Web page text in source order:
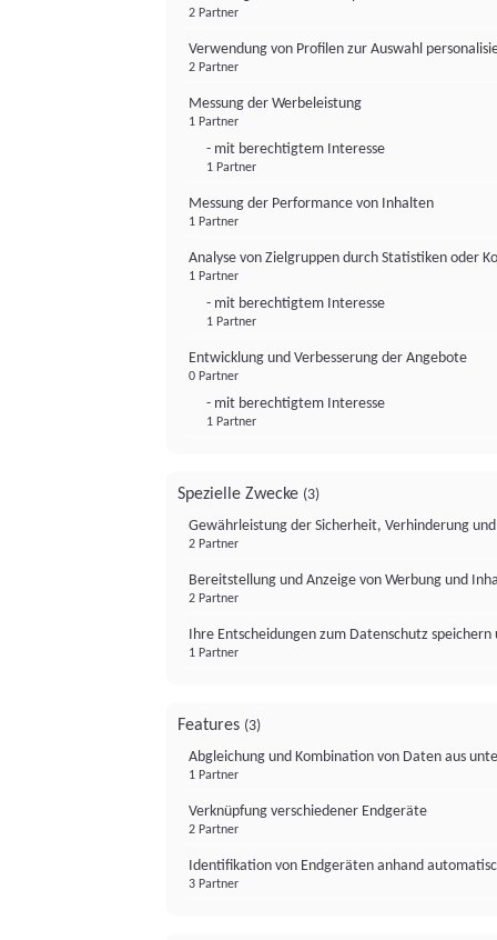
2 Partner
Verwendung von Profilen zur Auswahl
2 Partner
Messung der Werbeleistung
1 Partner
- mit berechtigtem Interesse
1 Partner
Messung der Performance von Inhalten
1 Partner
Analyse von Zielgruppen durch Statistiken oder
1 Partner
- mit berechtigtem Interesse
1 Partner
Entwicklung und Verbesserung der Angebote
0 Partner
- mit berechtigtem Interesse
1 Partner
Spezielle Zwecke (3)
Gewährleistung der Sicherheit, Verhinderung
2 Partner
Bereitstellung und Anzeige von Werbung und
2 Partner
Ihre Entscheidungen zum Datenschutz
1 Partner
Features (3)
Abgleichung und Kombination von Daten aus
1 Partner
Verknüpfung verschiedener Endgeräte
2 Partner
Identifikation von Endgeräten anhand
3 Partner